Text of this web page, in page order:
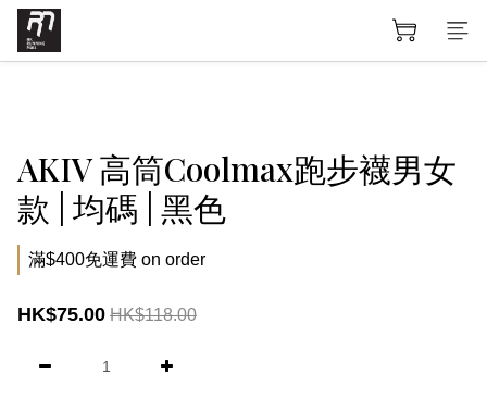
AKIV 高筒Coolmax跑步襪男女
款 | 均碼 | 黑色
滿$400免運費 on order
HK$75.00 HK$118.00